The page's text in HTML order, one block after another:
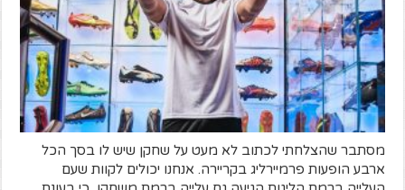
מסתבר שהצלחתי לכתוב לא מעט על שחקן שיש לו בסך הכל
ארבע הופעות פרמיירליג בקריירה. אנחנו יכולים לקוות שעם